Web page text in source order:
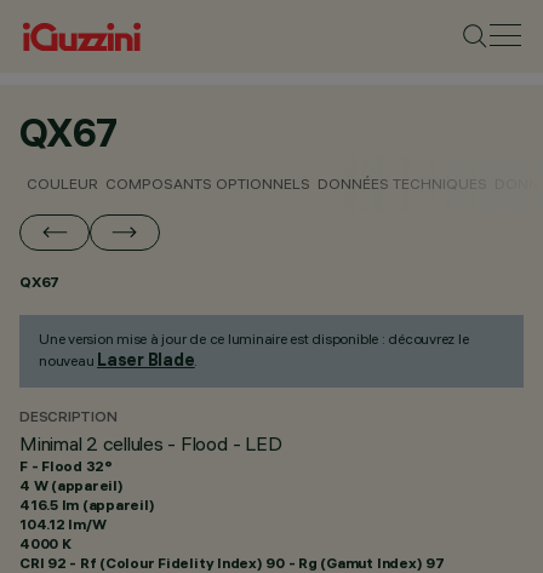
QX67
COULEUR COMPOSANTS OPTIONNELS DONNÉES TECHNIQUES
QX67
Une version mise à jour de ce luminaire est disponible : découvrez le
nouveau Laser Blade.
DESCRIPTION
Minimal 2 cellules - Flood - LED
F - Flood 32°
4 W (appareil)
416.5 lm (appareil)
104.12 lm/W
4000 K
CRI 92 - Rf (Colour Fidelity Index) 90 - Rg (Gamut Index) 97